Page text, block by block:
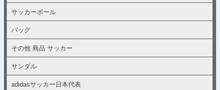
サッカーボール
バッグ
その他 商品 サッカー
サンダル
adidasサッカー日本代表